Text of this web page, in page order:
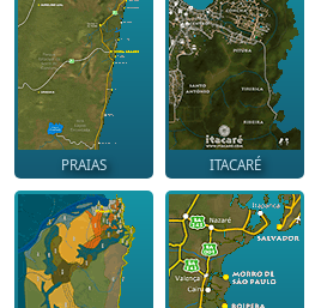
PRAIAS ITACARÉ